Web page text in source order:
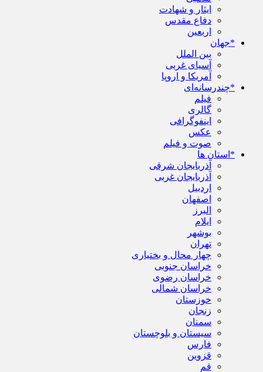
ایثار و شهادت
دفاع مقدس
اربعین
*جهان
بین الملل
آسیای غربی
آمریکا و اروپا
*چندرسانه‌ای
فیلم
گالری
اینفوگرافی
عکس
صوت و فیلم
*استان ها
آذربایجان شرقی
آذربایجان غربی
اردبیل
اصفهان
البرز
ایلام
بوشهر
تهران
چهار محال و بختیاری
خراسان جنوبی
خراسان رضوی
خراسان شمالی
خوزستان
زنجان
سمنان
سیستان و بلوچستان
فارس
قزوین
قم